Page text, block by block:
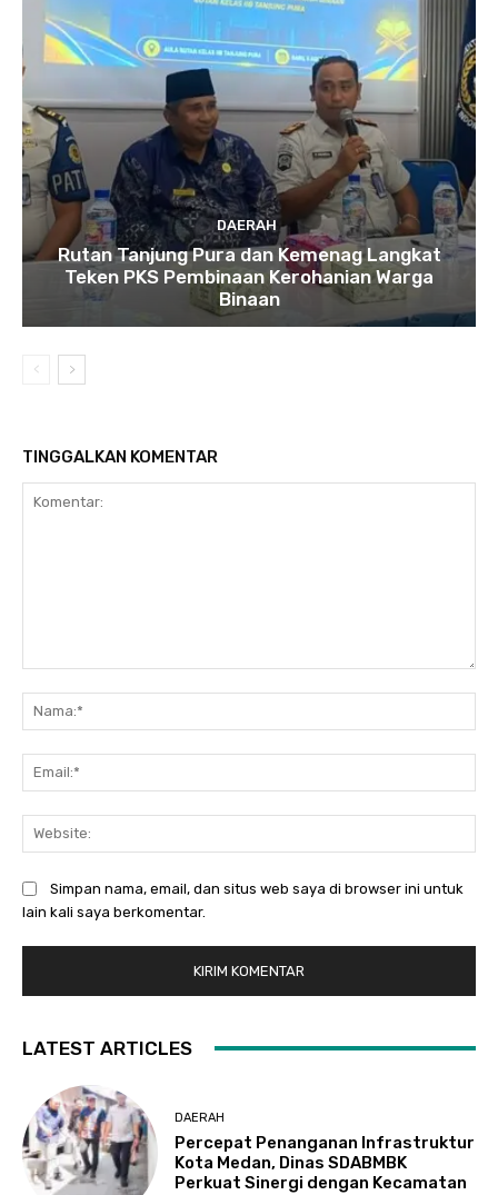
DAERAH
Rutan Tanjung Pura dan Kemenag Langkat
Teken PKS Pembinaan Kerohanian Warga
Binaan
TINGGALKAN KOMENTAR
Simpan nama, email, dan situs web saya di browser ini untuk
lain kali saya berkomentar.
LATEST ARTICLES
DAERAH
Percepat Penanganan Infrastruktur
Kota Medan, Dinas SDABMBK
Perkuat Sinergi dengan Kecamatan